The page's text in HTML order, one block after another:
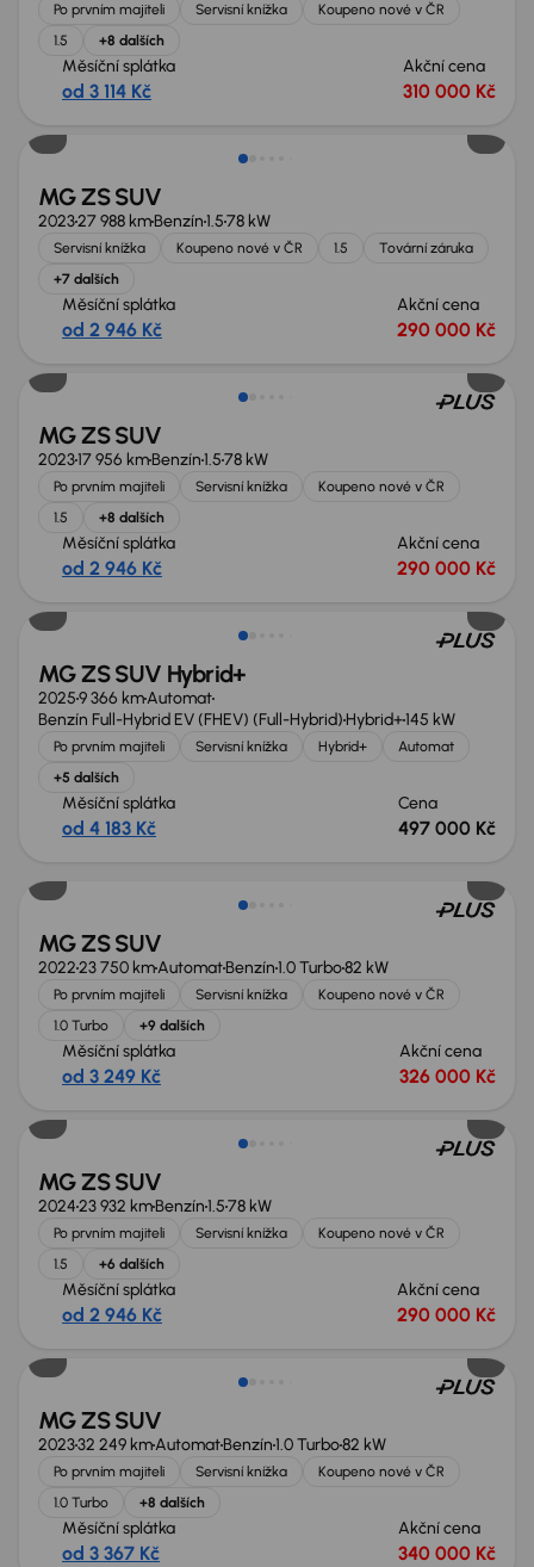
Po prvním majiteli Servisní knížka
Koupeno nové v ČR
1.5
+8 dalších
Měsíční splátka
od 3 114 Kč
Akční cena
310 000 Kč
MG ZS SUV
202327 988 kmBenzín1.578 kW
Servisní knížka Koupeno nové v ČR 1.5
Tovární záruka
+7 dalších
Měsíční splátka
od 2 946 Kč
Akční cena
290 000 Kč
MG ZS SUV
202317 956 kmBenzín1.578 kW
Po prvním majiteli Servisní knížka
Koupeno nové v ČR
1.5
+8 dalších
Měsíční splátka
od 2 946 Kč
Akční cena
290 000 Kč
MG ZS SUV Hybrid+
20259 366 kmAutomat
Benzín Full-Hybrid EV (FHEV) (Full-Hybrid) Hybrid+145 kW
Po prvním majiteli Servisní knížka Hybrid+
Automat
+5 dalších
Měsíční splátka
od 4 183 Kč
Cena
497 000 Kč
MG ZS SUV
202223 750 kmAutomatBenzín1.0 Turbo82 kW
Po prvním majiteli Servisní knížka
Koupeno nové v ČR
1.0 Turbo
+9 dalších
Měsíční splátka
od 3 249 Kč
Akční cena
326 000 Kč
MG ZS SUV
202423 932 kmBenzín1.578 kW
Po prvním majiteli Servisní knížka
Koupeno nové v ČR
1.5
+6 dalších
Měsíční splátka
od 2 946 Kč
Akční cena
290 000 Kč
MG ZS SUV
202332 249 kmAutomatBenzín1.0 Turbo82 kW
Po prvním majiteli Servisní knížka
Koupeno nové v ČR
1.0 Turbo
+8 dalších
Měsíční splátka
od 3 367 Kč
Akční cena
340 000 Kč